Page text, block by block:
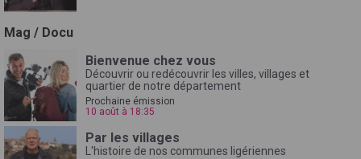
Mag / Docu
Bienvenue chez vous
Découvrir ou redécouvrir les villes, villages et
quartier de notre département
Prochaine émission
10 août à 18:35
Par les villages
L'histoire de nos communes ligériennes